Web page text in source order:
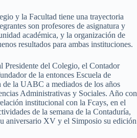
y la Facultad tiene una trayectoria
son profesores de asignatura y
académica, y la organización de
resultados para ambas instituciones.
Presidente del Colegio, el Contador
de la entonces Escuela de
la UABC a mediados de los años
Administrativas y Sociales. Año con
institucional con la Fcays, en el
de la semana de la Contaduría,
aniversario XV y el Simposio su edición